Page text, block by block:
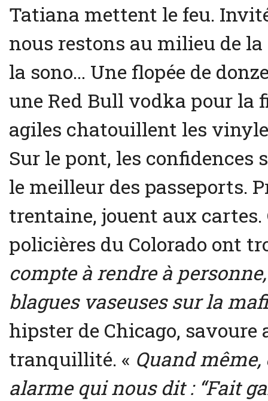
Tatiana mettent le feu.
nous restons au milieu de
la sono… Une flopée de
une Red Bull vodka pour la
agiles chatouillent les
Sur le pont, les confidences
le meilleur des passeports.
trentaine, jouent aux
policières du Colorado ont
compte à rendre à
blagues vaseuses sur la
hipster de Chicago, savoure
tranquillité. « Quand
alarme qui nous dit : “Fait